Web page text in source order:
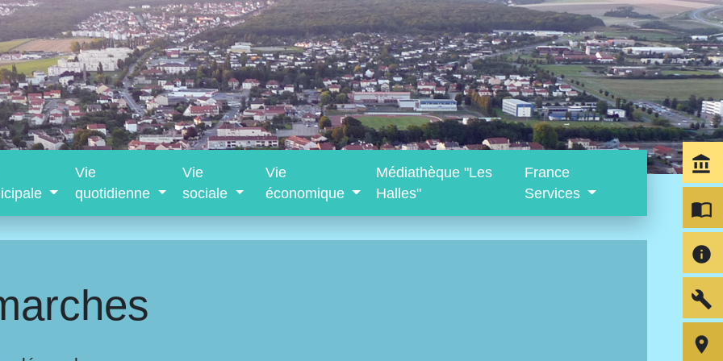
Vie
quotidienne
Vie
sociale
Vie
économique
Médiathèque "Les
Halles"
France
Services
account_balance
import_contacts
info
build
room